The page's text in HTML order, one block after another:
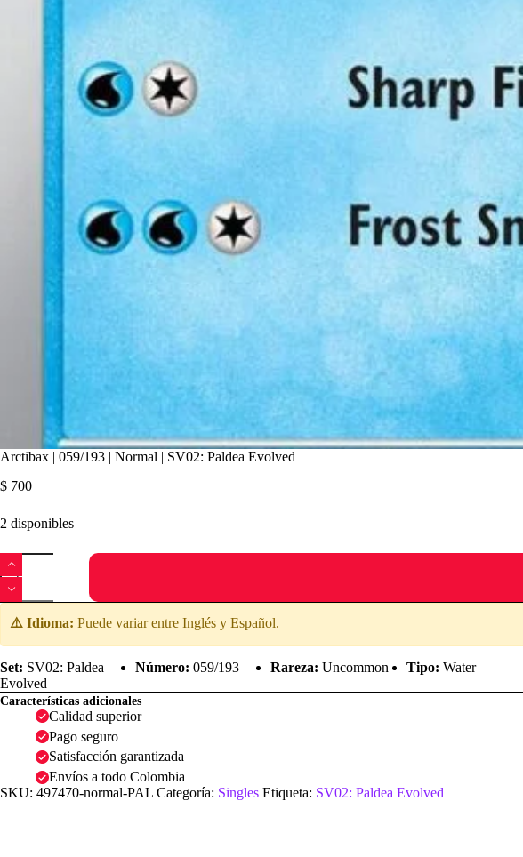
Arctibax | 059/193 | Normal | SV02: Paldea Evolved
$ 700
2 disponibles
Arctibax
|
059/193
|
Normal
SV02:
Paldea
Evolved
cantidad
⚠️ Idioma: Puede variar entre Inglés y Español.
Set: SV02: Paldea
Evolved
Número: 059/193 Rareza: Uncommon Tipo: Water
Características adicionales
Calidad superior
Pago seguro
Satisfacción garantizada
Envíos a todo Colombia
SKU: 497470-normal-PAL Categoría: Singles Etiqueta: SV02: Paldea Evolved